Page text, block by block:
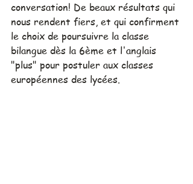
conversation! De beaux résultats qui
nous rendent fiers, et qui confirment
le choix de poursuivre la classe
bilangue dès la 6ème et l'anglais
"plus" pour postuler aux classes
européennes des lycées.